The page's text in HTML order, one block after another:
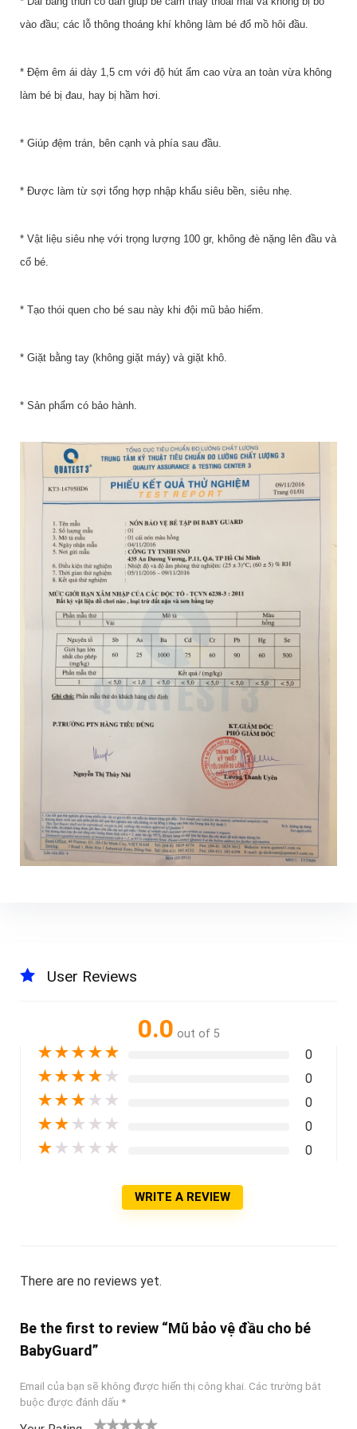
vào đầu; các lỗ thông thoáng khí không làm bé đổ mồ hôi đầu.
* Đệm êm ái dày 1,5 cm với độ hút ẩm cao vừa an toàn vừa không
làm bé bị đau, hay bị hầm hơi.
* Giúp đệm trán, bên cạnh và phía sau đầu.
* Được làm từ sợi tổng hợp nhập khẩu siêu bền, siêu nhẹ.
* Vật liệu siêu nhẹ với trọng lượng 100 gr, không đè nặng lên đầu và
cổ bé.
* Tạo thói quen cho bé sau này khi đội mũ bảo hiểm.
* Giặt bằng tay (không giặt máy) và giặt khô.
* Sản phẩm có bảo hành.
User Reviews
0.0 out of 5
★★★★★ 0
★★★★ ★ 0
★★★ ★ ★ 0
★★ ★ ★ ★ 0
★ ★ ★ ★ ★ 0
WRITE A REVIEW
There are no reviews yet.
Be the first to review “Mũ bảo vệ đầu cho bé
BabyGuard”
Email của bạn sẽ không được hiển thị công khai. Các trường bắt
buộc được đánh dấu *